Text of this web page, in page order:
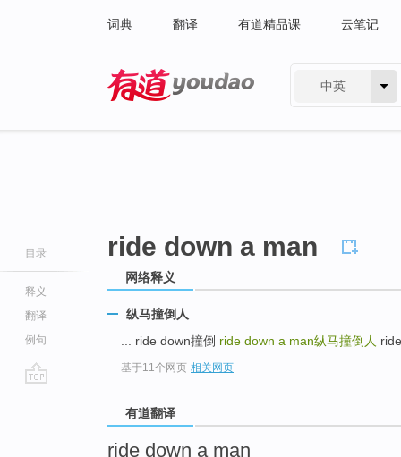
词典 翻译 有道精品课 云笔记
中英
目录
释义
翻译
例句
ride down a man
网络释义
纵马撞倒人
... ride down撞倒 ride down a man纵马撞倒人
基于11个网页-相关网页
有道翻译
ride down a man